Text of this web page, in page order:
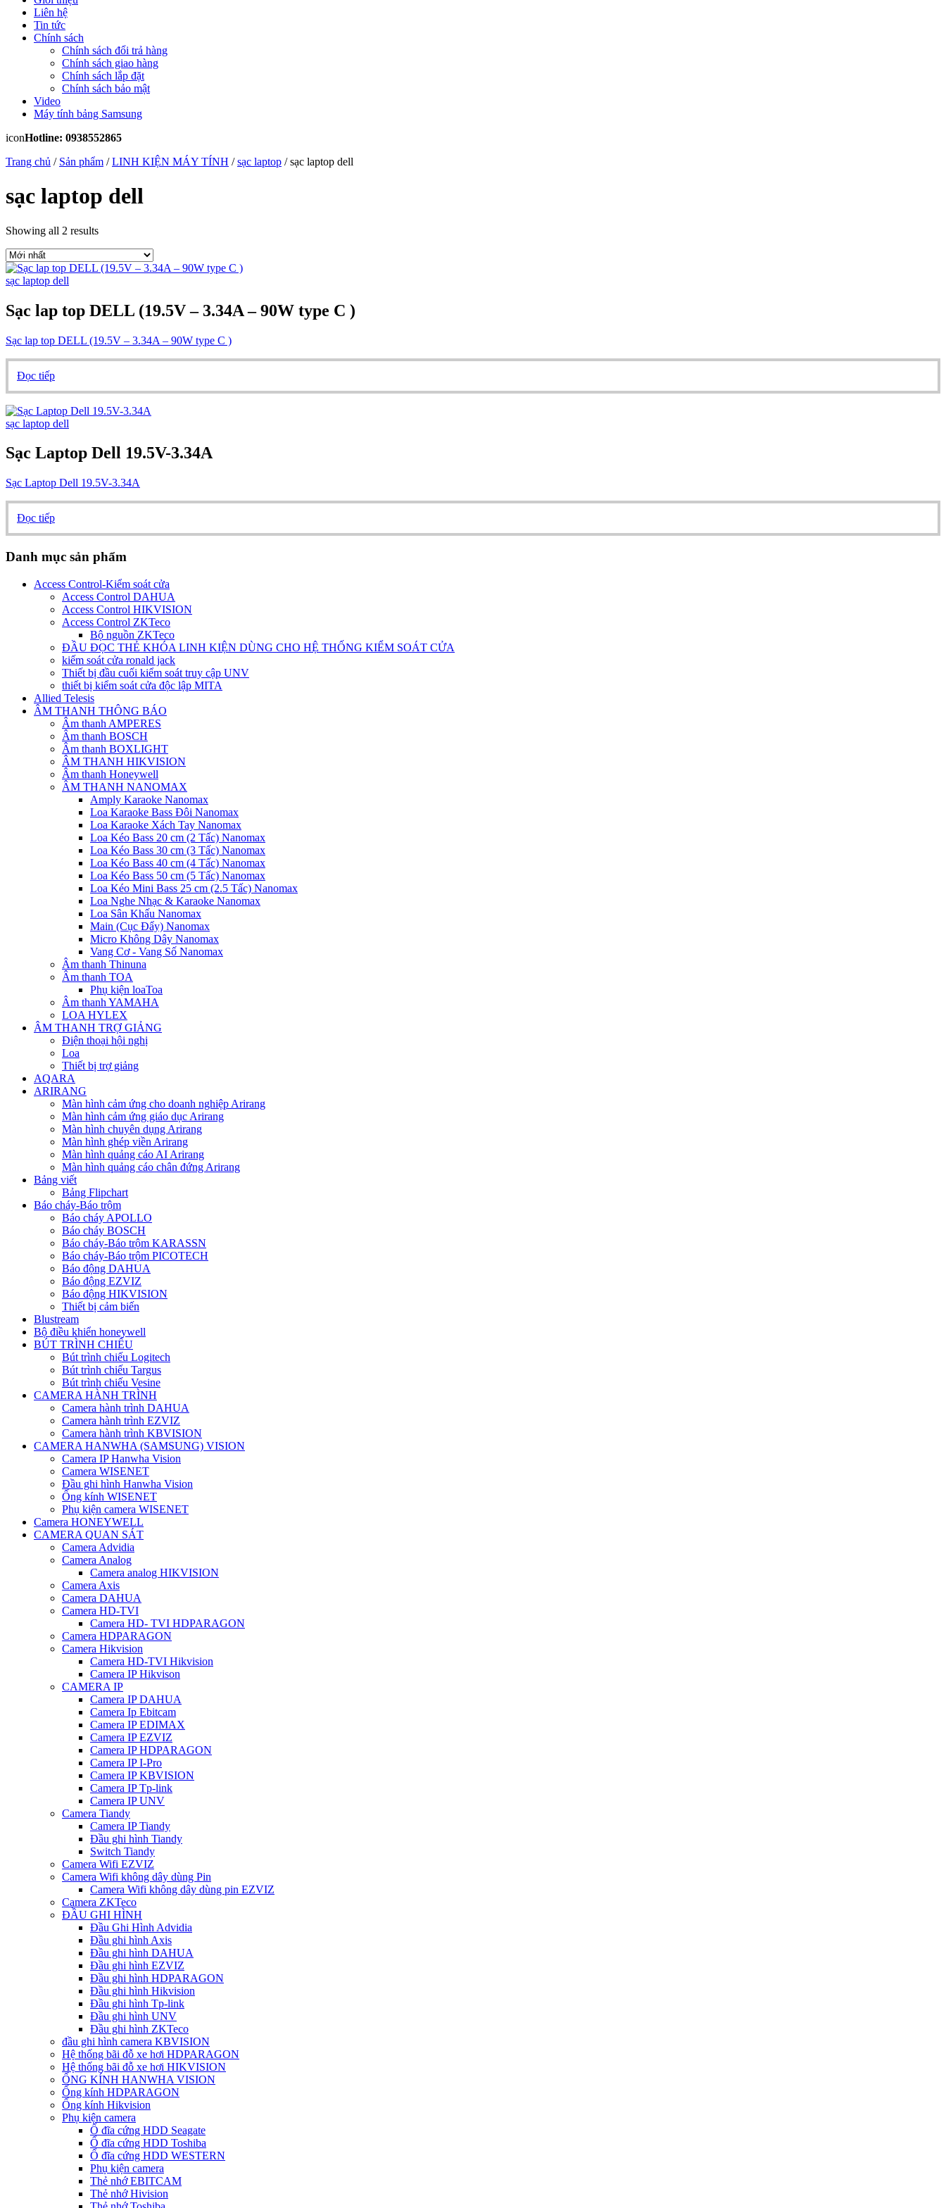
Liên hệ
Tin tức
Chính sách
Chính sách đổi trả hàng
Chính sách giao hàng
Chính sách lắp đặt
Chính sách bảo mật
Video
Máy tính bảng Samsung
iconHotline: 0938552865
Trang chủ / Sản phẩm /LINH KIỆN MÁY TÍNH /sạc laptop / sạc laptop dell
sạc laptop dell
Showing all 2 results
sạc laptop dell
Sạc lap top DELL (19.5V – 3.34A – 90W type C )
Sạc lap top DELL (19.5V – 3.34A – 90W type C )
Đọc tiếp
sạc laptop dell
Sạc Laptop Dell 19.5V-3.34A
Sạc Laptop Dell 19.5V-3.34A
Đọc tiếp
Danh mục sản phẩm
Access Control-Kiểm soát cửa
Access Control DAHUA
Access Control HIKVISION
Access Control ZKTeco
Bộ nguồn ZKTeco
ĐẦU ĐỌC THẺ KHÓA LINH KIỆN DÙNG CHO HỆ THỐNG KIỂM SOÁT CỬA
kiếm soát cửa ronald jack
Thiết bị đầu cuối kiểm soát truy cập UNV
thiết bị kiểm soát cửa độc lập MITA
Allied Telesis
ÂM THANH THÔNG BÁO
Âm thanh AMPERES
Âm thanh BOSCH
Âm thanh BOXLIGHT
ÂM THANH HIKVISION
Âm thanh Honeywell
ÂM THANH NANOMAX
Amply Karaoke Nanomax
Loa Karaoke Bass Đôi Nanomax
Loa Karaoke Xách Tay Nanomax
Loa Kéo Bass 20 cm (2 Tấc) Nanomax
Loa Kéo Bass 30 cm (3 Tấc) Nanomax
Loa Kéo Bass 40 cm (4 Tấc) Nanomax
Loa Kéo Bass 50 cm (5 Tấc) Nanomax
Loa Kéo Mini Bass 25 cm (2.5 Tấc) Nanomax
Loa Nghe Nhạc & Karaoke Nanomax
Loa Sân Khấu Nanomax
Main (Cục Đẩy) Nanomax
Micro Không Dây Nanomax
Vang Cơ - Vang Số Nanomax
Âm thanh Thinuna
Âm thanh TOA
Phụ kiện loaToa
Âm thanh YAMAHA
LOA HYLEX
ÂM THANH TRỢ GIẢNG
Điện thoại hội nghị
Loa
Thiết bị trợ giảng
AQARA
ARIRANG
Màn hình cảm ứng cho doanh nghiệp Arirang
Màn hình cảm ứng giáo dục Arirang
Màn hình chuyên dụng Arirang
Màn hình ghép viền Arirang
Màn hình quảng cáo AI Arirang
Màn hình quảng cáo chân đứng Arirang
Bảng viết
Bảng Flipchart
Báo cháy-Báo trộm
Báo cháy APOLLO
Báo cháy BOSCH
Báo cháy-Báo trộm KARASSN
Báo cháy-Báo trộm PICOTECH
Báo động DAHUA
Báo động EZVIZ
Báo động HIKVISION
Thiết bị cảm biến
Blustream
Bộ điều khiển honeywell
BÚT TRÌNH CHIẾU
Bút trình chiếu Logitech
Bút trình chiếu Targus
Bút trình chiếu Vesine
CAMERA HÀNH TRÌNH
Camera hành trình DAHUA
Camera hành trình EZVIZ
Camera hành trình KBVISION
CAMERA HANWHA (SAMSUNG) VISION
Camera IP Hanwha Vision
Camera WISENET
Đầu ghi hình Hanwha Vision
Ống kính WISENET
Phụ kiện camera WISENET
Camera HONEYWELL
CAMERA QUAN SÁT
Camera Advidia
Camera Analog
Camera analog HIKVISION
Camera Axis
Camera DAHUA
Camera HD-TVI
Camera HD- TVI HDPARAGON
Camera HDPARAGON
Camera Hikvision
Camera HD-TVI Hikvision
Camera IP Hikvison
CAMERA IP
Camera IP DAHUA
Camera Ip Ebitcam
Camera IP EDIMAX
Camera IP EZVIZ
Camera IP HDPARAGON
Camera IP I-Pro
Camera IP KBVISION
Camera IP Tp-link
Camera IP UNV
Camera Tiandy
Camera IP Tiandy
Đầu ghi hình Tiandy
Switch Tiandy
Camera Wifi EZVIZ
Camera Wifi không dây dùng Pin
Camera Wifi không dây dùng pin EZVIZ
Camera ZKTeco
ĐẦU GHI HÌNH
Đầu Ghi Hình Advidia
Đầu ghi hình Axis
Đầu ghi hình DAHUA
Đầu ghi hình EZVIZ
Đầu ghi hình HDPARAGON
Đầu ghi hình Hikvision
Đầu ghi hình Tp-link
Đầu ghi hình UNV
Đầu ghi hình ZKTeco
đầu ghi hình camera KBVISION
Hệ thống bãi đỗ xe hơi HDPARAGON
Hệ thống bãi đỗ xe hơi HIKVISION
ỐNG KÍNH HANWHA VISION
Ống kính HDPARAGON
Ống kính Hikvision
Phụ kiện camera
Ổ đĩa cứng HDD Seagate
Ổ đĩa cứng HDD Toshiba
Ổ đĩa cứng HDD WESTERN
Phụ kiện camera
Thẻ nhớ EBITCAM
Thẻ nhớ Hivision